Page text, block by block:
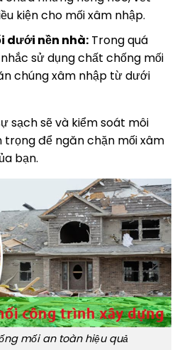
kiện cho mối xâm nhập.
dưới nền nhà:Trong quá
sử dụng chất chống mối
chúng xâm nhập từ dưới
sạch sẽ và kiểm soát môi
để ngăn chặn mối xâm
bạn.
mối an toàn hiệu quả